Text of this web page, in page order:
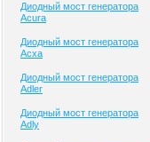
Диодный мост генератора
Acura
Диодный мост генератора
Acxa
Диодный мост генератора
Adler
Диодный мост генератора
Adly